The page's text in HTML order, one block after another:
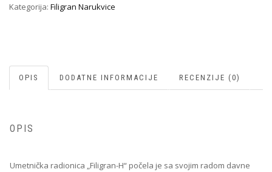
Kategorija: Filigran Narukvice
OPIS DODATNE INFORMACIJE RECENZIJE (0)
OPIS
Umetnička radionica „Filigran-H“ počela je sa svojim radom davne